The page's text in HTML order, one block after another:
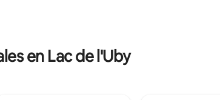
en Lac de l'Uby